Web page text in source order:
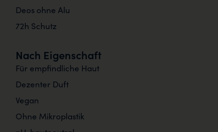
Deos ohne Alu
72h Schutz
Nach Eigenschaft
Für empfindliche Haut
Dezenter Duft
Vegan
Ohne Mikroplastik